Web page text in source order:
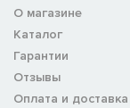
О магазине
Каталог
Гарантии
Отзывы
Оплата и доставка